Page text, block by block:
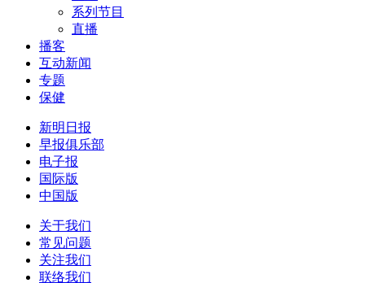
系列节目
直播
播客
互动新闻
专题
保健
新明日报
早报俱乐部
电子报
国际版
中国版
关于我们
常见问题
关注我们
联络我们